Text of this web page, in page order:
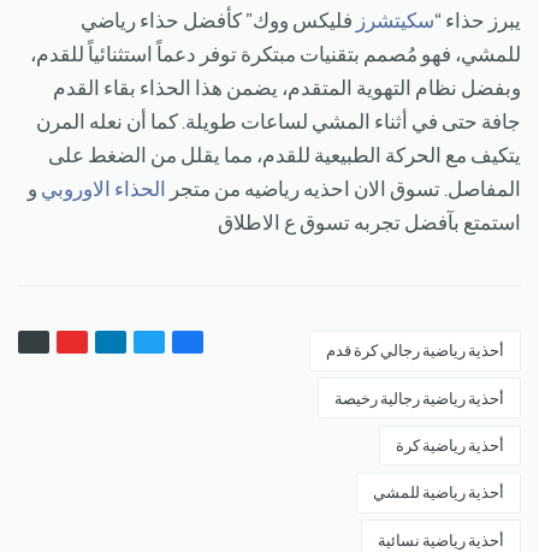
يبرز حذاء “سكيتشرز فليكس ووك” كأفضل حذاء رياضي
للمشي، فهو مُصمم بتقنيات مبتكرة توفر دعماً استثنائياً للقدم،
وبفضل نظام التهوية المتقدم، يضمن هذا الحذاء بقاء القدم
جافة حتى في أثناء المشي لساعات طويلة. كما أن نعله المرن
يتكيف مع الحركة الطبيعية للقدم، مما يقلل من الضغط على
المفاصل. تسوق الان احذيه رياضيه من متجر
الحذاء الاوروبي و
استمتع بآفضل تجربه تسوق ع الاطلاق
أحذية رياضية رجالي كرة قدم
أحذية رياضية رجالية رخيصة
أحذية رياضية كرة
أحذية رياضية للمشي
أحذية رياضية نسائية